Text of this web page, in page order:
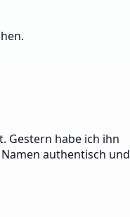
Gestern habe ich ihn
authentisch und